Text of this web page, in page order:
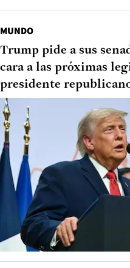
MUNDO
Trump pide a sus
cara a las próximas
presidente